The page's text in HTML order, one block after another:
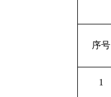
序号
1